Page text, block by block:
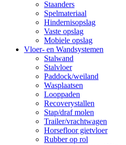
Staanders
Spelmateriaal
Hindernisopslag
Vaste opslag
Mobiele opslag
Vloer- en Wandsystemen
Stalwand
Stalvloer
Paddock/weiland
Wasplaatsen
Looppaden
Recoverystallen
Stap/draf molen
Trailer/vrachtwagen
Horsefloor gietvloer
Rubber op rol